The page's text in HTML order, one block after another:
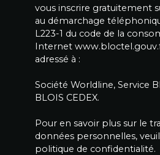
vous inscrire gratuitement
au démarchage
L223-1 du code de la
Internet
adressé à :
Société Worldline, Service
BLOIS CEDEX.
Pour en savoir plus sur le
données personnelles,
politique de confidentialité.